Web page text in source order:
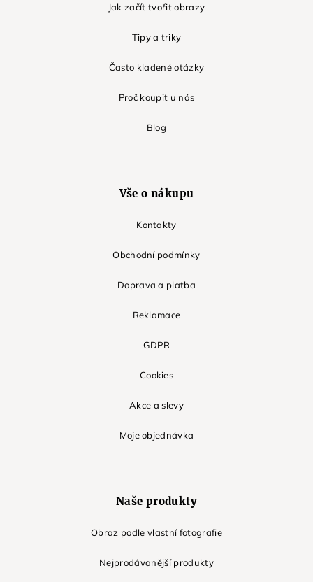
Jak začít tvořit obrazy
Tipy a triky
Často kladené otázky
Proč koupit u nás
Blog
Vše o nákupu
Kontakty
Obchodní podmínky
Doprava a platba
Reklamace
GDPR
Cookies
Akce a slevy
Moje objednávka
Naše produkty
Obraz podle vlastní fotografie
Nejprodávanější produkty